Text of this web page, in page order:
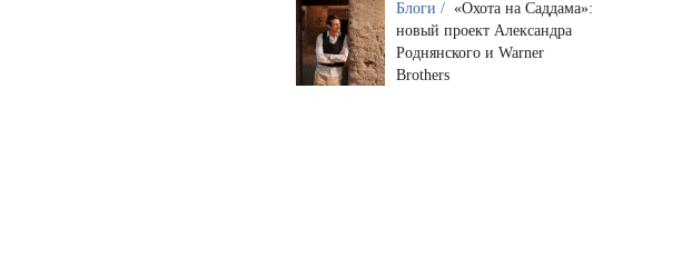
Блоги / «Охота на Саддама»:
новый проект Александра
Роднянского и Warner
Brothers